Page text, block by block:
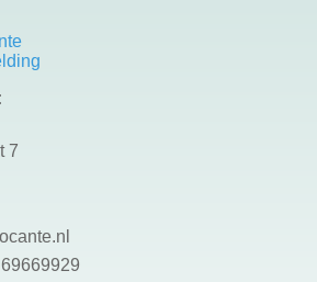
7